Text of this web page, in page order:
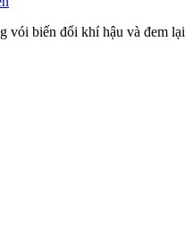
vói biến đổi khí hậu và đem lại